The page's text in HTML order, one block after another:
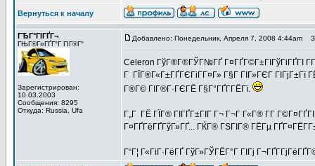
Вернуться к началу
ГЂГ°ГІГҐГ¬
ГЊГ®Г¤ГҐГ°Г ГІГ®Г°
Зарегистрирован:
10.03.2003
Сообщения: 8295
Откуда: Russia, Ufa
Добавлено: Понедельник, Апреля 7, 2008 4:44am
Celeron ГўГ®Г®ГЎГ№ГҐ Г¤ГҐГ©Г±ГІГўГіГҐГІ
Г ГЇГ®Г«Г±ГҐГЄГіГ­Г¤Г» Г§Г ГІГ»ГЄГ
Г®Г© ГІГ®Г·ГЄГЁ Г§Г°ГҐГ­ГЁГї.
Г„Г ГЁ ГЇГ® ГІГҐГ±ГІГ Г¬ Г¬Г Г«Г® Г­Г
Г¤ГҐГёГҐГўГ»ГҐ... ГЌГ® ГЅГІГ® ГЁГµ
Г“Г¦ Г«ГіГ·ГёГҐ ГўГ»ГЎГЁГ°Г ГІГј